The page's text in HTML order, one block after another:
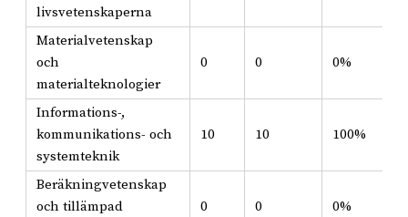
livsvetenskaperna
Materialvetenskap
och
materialteknologier
0 0 0%
Informations-,
kommunikations- och
systemteknik
10 10 100%
Beräkningvetenskap
och tillämpad
0 0 0%